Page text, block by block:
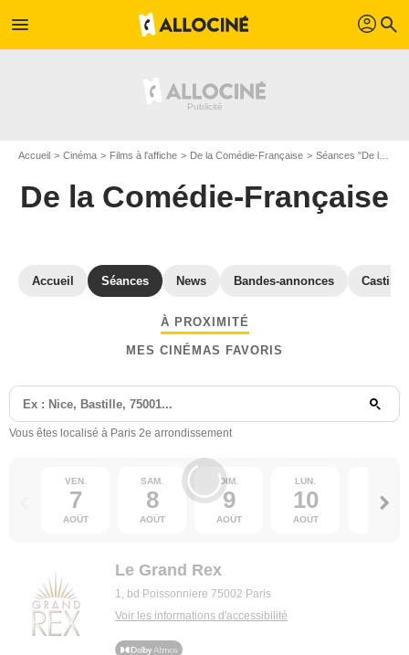
menu profil search
Accueil Cinéma Films à l'affiche De la Comédie-Française Séances "De la Comédie-Française" Paris
De la Comédie-Française
Accueil Séances News Bandes-annonces Casting
À PROXIMITÉ
MES CINÉMAS FAVORIS
Vous êtes localisé à Paris 2e arrondissement
VEN.
7
AOÛT
SAM.
8
AOÛT
DIM.
9
AOÛT
LUN.
10
AOÛT
11
Le Grand Rex
1, bd Poissonniere 75002 Paris
Voir les informations d'accessibilité